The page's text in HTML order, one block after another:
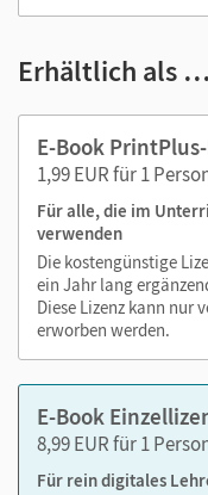
Erhältlich als …
E-Book
1,99 EUR für 1
Für alle, die im
verwenden
Die kostengünstige
ein Jahr lang
Diese Lizenz kann nur
erworben werden.
E-Book
8,99 EUR für 1
Für rein digitales